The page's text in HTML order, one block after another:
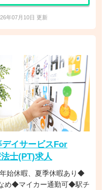
年07月10日 更新
イサービスFor
士(PT)求人
始休暇、夏季休暇あり◆
め◆マイカー通勤可◆駅チ